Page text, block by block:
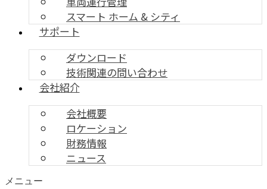
スマート ホーム & シティ
サポート
ダウンロード
技術関連の問い合わせ
会社紹介
会社概要
ロケーション
財務情報
ニュース
メニュー